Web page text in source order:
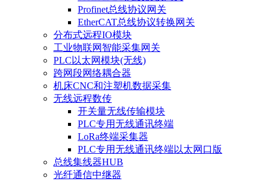
Profinet总线协议网关
EtherCAT总线协议转换网关
分布式远程IO模块
工业物联网智能采集网关
PLC以太网模块(无线)
跨网段网络耦合器
机床CNC和注塑机数据采集
无线远程数传
开关量无线传输模块
PLC专用无线通讯终端
LoRa终端采集器
PLC专用无线通讯终端以太网口版
总线集线器HUB
光纤通信中继器